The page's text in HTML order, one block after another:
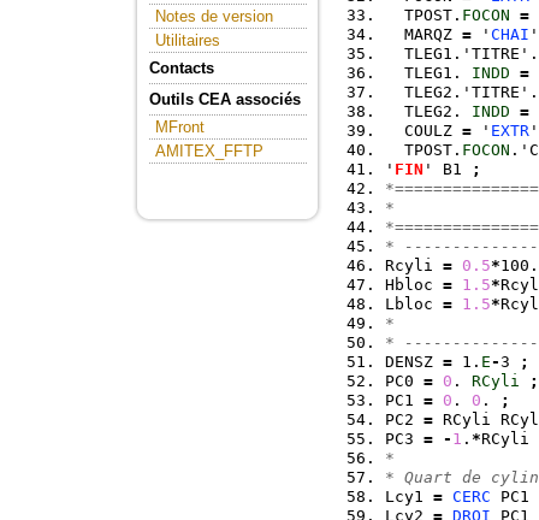
Notes de version
Utilitaires
Contacts
Outils CEA associés
MFront
AMITEX_FFTP
  TPOST.
FOCON =
  MARQZ
= ' CHAI
  TLEG1.
INDD =
  TLEG2.
INDD =
  COULZ
= ' EXTR '
  TPOST.
FOCON
' FIN ' B1
;
*
*
Rcyli = 0.5*100.
Hbloc = 1.5*
Lbloc = 1.5*
*
*
DENSZ = 1. E-3
;
PC0 = 0 . RCyli
;
PC1 = 0 . 0 .
;
PC2 = RCyli
PC3 = - 1 . *
*
* Quart de
Lcy1 = CERC
Lcy2 = DROI